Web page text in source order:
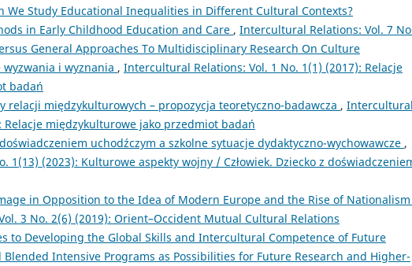
We Study Educational Inequalities in Different Cultural Contexts?
in Early Childhood Education and Care , Intercultural Relations: Vol. 7
General Approaches To Multidisciplinary Research On Culture
i wyznania , Intercultural Relations: Vol. 1 No. 1(1) (2017): Relacje
badań
relacji międzykulturowych – propozycja teoretyczno-badawcza , Intercultural
Relacje międzykulturowe jako przedmiot badań
uchodźczym a szkolne sytuacje dydaktyczno-wychowawcze ,
1(13) (2023): Kulturowe aspekty wojny / Człowiek. Dziecko z
in Opposition to the Idea of Modern Europe and the Rise of
3 No. 2(6) (2019): Orient–Occident Mutual Cultural Relations
to Developing the Global Skills and Intercultural Competence of Future
Intensive Programs as Possibilities for Future Research and Higher-